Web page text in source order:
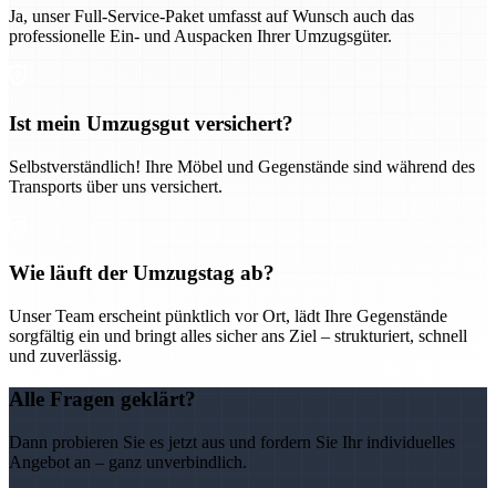
Ja, unser Full-Service-Paket umfasst auf Wunsch auch das
professionelle Ein- und Auspacken Ihrer Umzugsgüter.
Ist mein Umzugsgut versichert?
Selbstverständlich! Ihre Möbel und Gegenstände sind während des
Transports über uns versichert.
Wie läuft der Umzugstag ab?
Unser Team erscheint pünktlich vor Ort, lädt Ihre Gegenstände
sorgfältig ein und bringt alles sicher ans Ziel – strukturiert, schnell
und zuverlässig.
Alle Fragen geklärt?
Dann probieren Sie es jetzt aus und fordern Sie Ihr individuelles
Angebot an – ganz unverbindlich.